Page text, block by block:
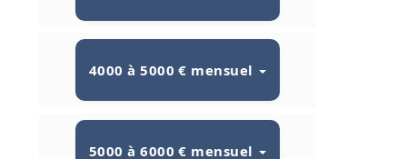
4000 à 5000 € mensuel
5000 à 6000 € mensuel